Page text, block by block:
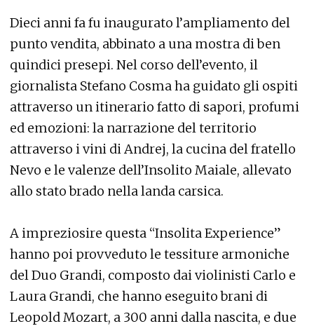
Dieci anni fa fu inaugurato l’ampliamento del
punto vendita, abbinato a una mostra di ben
quindici presepi. Nel corso dell’evento, il
giornalista Stefano Cosma ha guidato gli ospiti
attraverso un itinerario fatto di sapori, profumi
ed emozioni: la narrazione del territorio
attraverso i vini di Andrej, la cucina del fratello
Nevo e le valenze dell’Insolito Maiale, allevato
allo stato brado nella landa carsica.
A impreziosire questa “Insolita Experience”
hanno poi provveduto le tessiture armoniche
del Duo Grandi, composto dai violinisti Carlo e
Laura Grandi, che hanno eseguito brani di
Leopold Mozart, a 300 anni dalla nascita, e due